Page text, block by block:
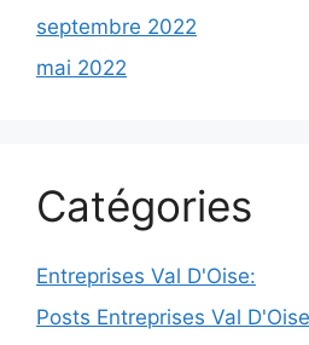
septembre 2022
mai 2022
Catégories
Entreprises Val D'Oise:
Posts Entreprises Val